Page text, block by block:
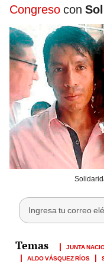
Congreso con
JUNTA
ALDO VÁSQUEZ RÍOS